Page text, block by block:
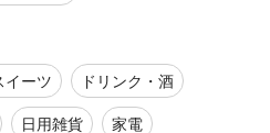
イーツ
ドリンク・酒
日用雑貨
家電